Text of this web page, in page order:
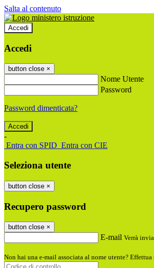
Salta al contenuto
Accedi
Accedi
button close ×
Nome Utente
Password
Password dimenticata?
-
Entra con SPID Entra con CIE
Seleziona utente
button close ×
Recupero password
button close ×
E-mail Verrà
Non hai una e-mail associata al nome utente?